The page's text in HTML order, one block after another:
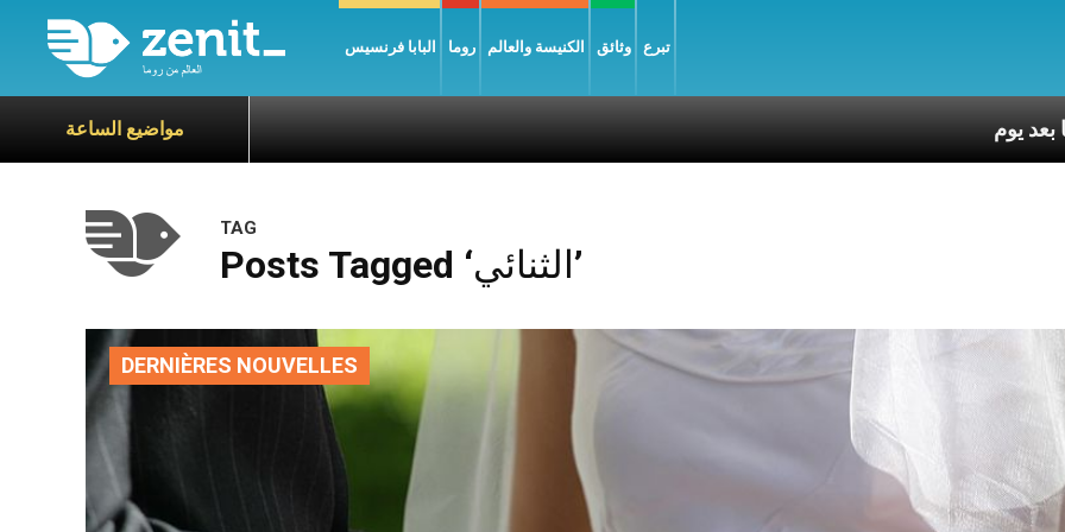
البابا فرنسيس روما الكنيسة والعالم وثائق تبرع
مواضيع الساعة
TAG
Posts Tagged ‘الثنائي’
DERNIÈRES NOUVELLES